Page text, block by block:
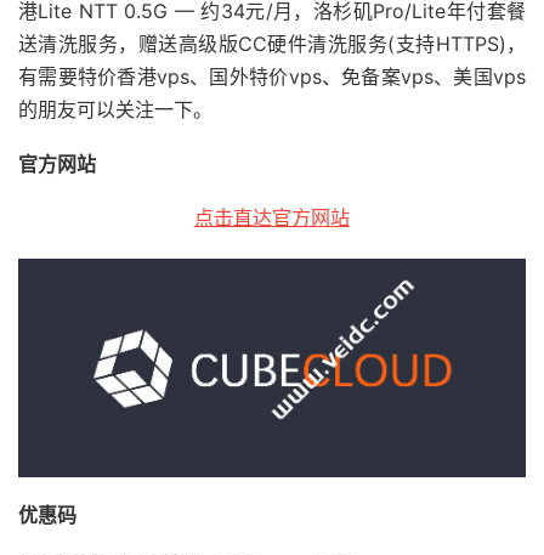
港Lite NTT 0.5G — 约34元/月，洛杉矶Pro/Lite年付套餐
送清洗服务，赠送高级版CC硬件清洗服务(支持HTTPS)，
有需要特价香港vps、国外特价vps、免备案vps、美国vps
的朋友可以关注一下。
官方网站
点击直达官方网站
优惠码